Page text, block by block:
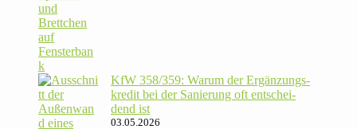
KfW 358/​359: Warum der Ergän­zungs­
kredit bei der Sanie­rung oft ent­schei­
dend ist
03.05.2026